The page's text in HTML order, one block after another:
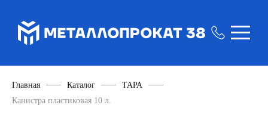
Главная Каталог
ТАРА
Канистра пластиковая 10 л.